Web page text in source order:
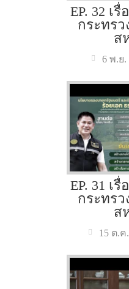
EP. 32 เ
กระทรว
ส
6 พ.ย.
EP. 31 เ
กระทรว
ส
15 ต.ค